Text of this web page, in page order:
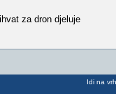
za dron djeluje
Idi na vrh